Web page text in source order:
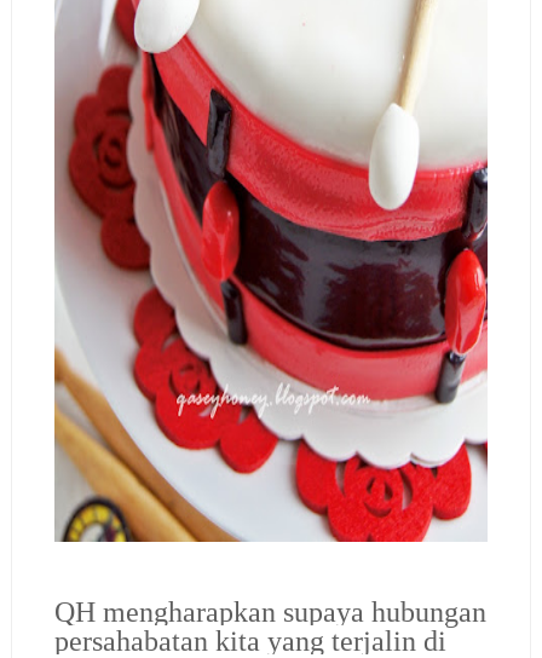
QH mengharapkan supaya hubungan
persahabatan kita yang terjalin di